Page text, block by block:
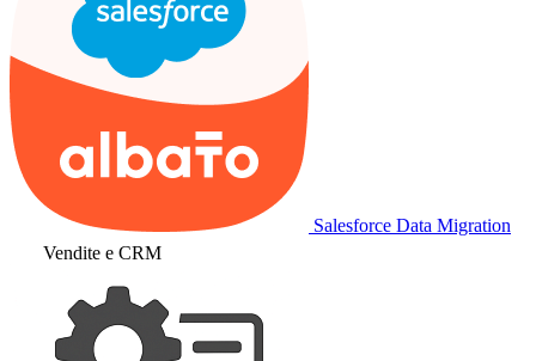
Salesforce Data Migration
Vendite e CRM